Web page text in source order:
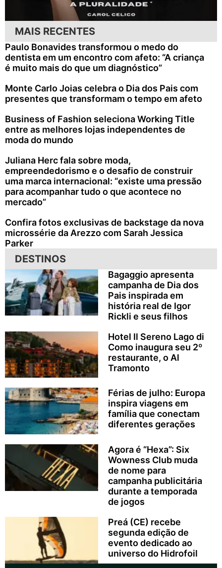
MAIS RECENTES
Paulo Bonavides transformou o medo do
dentista em um encontro com afeto: “A criança
é muito mais do que um diagnóstico”
Monte Carlo Joias celebra o Dia dos Pais com
presentes que transformam o tempo em afeto
Business of Fashion seleciona Working Title
entre as melhores lojas independentes de
moda do mundo
Juliana Herc fala sobre moda,
empreendedorismo e o desafio de construir
uma marca internacional: “existe uma pressão
para acompanhar tudo o que acontece no
mercado”
Confira fotos exclusivas de backstage da nova
microssérie da Arezzo com Sarah Jessica
Parker
DESTINOS
Bagaggio apresenta
campanha de Dia dos
Pais inspirada em
história real de Igor
Rickli e seus filhos
Hotel Il Sereno Lago di
Como inaugura seu 2º
restaurante, o Al
Tramonto
Férias de julho: Europa
inspira viagens em
família que conectam
diferentes gerações
Agora é “Hexa”: Six
Wowness Club muda
de nome para
campanha publicitária
durante a temporada
de jogos
Preá (CE) recebe
segunda edição de
evento dedicado ao
universo do Hidrofoil